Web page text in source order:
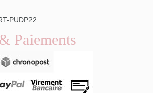
PUDP22
Paiements